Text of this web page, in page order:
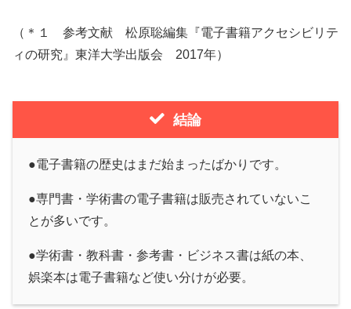
（＊１ 参考文献 松原聡編集『電子書籍アクセシビリテ
ィの研究』東洋大学出版会 2017年）
結論
●電子書籍の歴史はまだ始まったばかりです。
●専門書・学術書の電子書籍は販売されていないこ
とが多いです。
●学術書・教科書・参考書・ビジネス書は紙の本、
娯楽本は電子書籍など使い分けが必要。